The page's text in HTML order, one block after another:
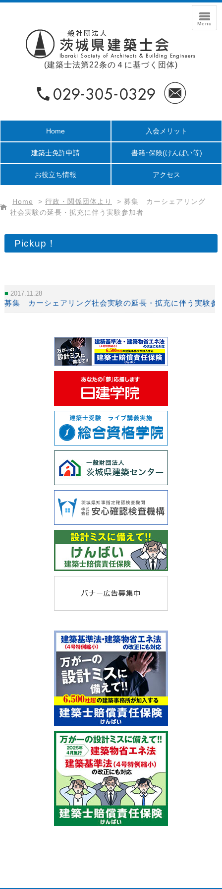
(建築士法第22条の４に基づく団体)
Home 入会メリット
建築士免許申請 書籍･保険(けんばい等)
お役立ち情報 アクセス
Home > 行政・関係団体より > 募集 カーシェアリング
社会実験の延長・拡充に伴う実験参加者
Pickup！
2017.11.28
募集 カーシェアリング社会実験の延長・拡充に伴う実験参